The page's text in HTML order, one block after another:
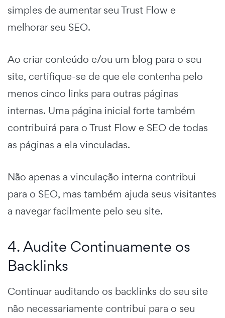
simples de aumentar seu Trust Flow e
melhorar seu SEO.
Ao criar conteúdo e/ou um blog para o seu
site, certifique-se de que ele contenha pelo
menos cinco links para outras páginas
internas. Uma página inicial forte também
contribuirá para o Trust Flow e SEO de todas
as páginas a ela vinculadas.
Não apenas a vinculação interna contribui
para o SEO, mas também ajuda seus visitantes
a navegar facilmente pelo seu site.
4. Audite Continuamente os
Backlinks
Continuar auditando os backlinks do seu site
não necessariamente contribui para o seu